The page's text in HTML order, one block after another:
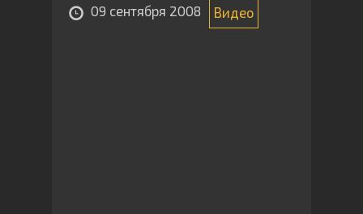
09 сентября 2008 Видео